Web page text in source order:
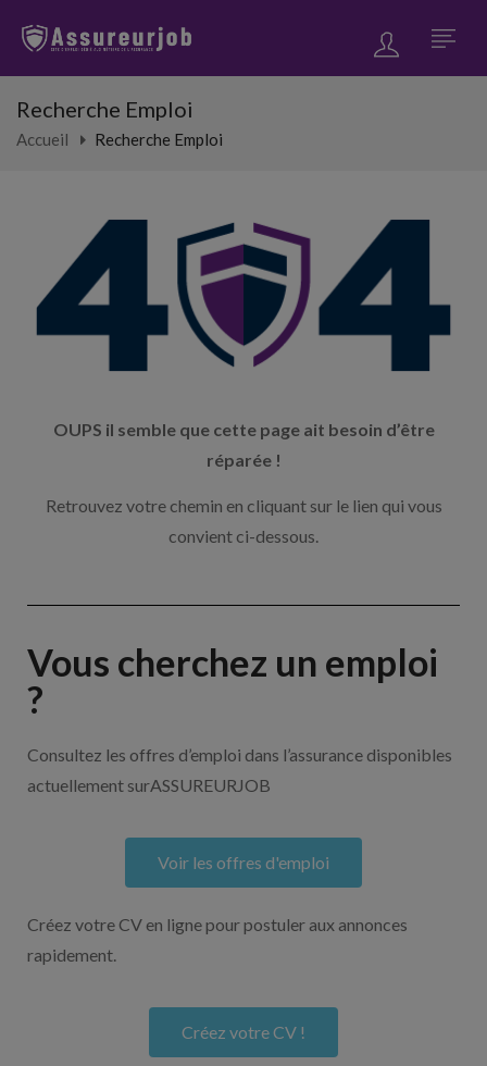
Recherche Emploi
Accueil Recherche Emploi
OUPS il semble que cette page ait besoin d’être
réparée !
Retrouvez votre chemin en cliquant sur le lien qui vous
convient ci-dessous.
Vous cherchez un emploi
?
Consultez les offres d’emploi dans l’assurance disponibles
actuellement surASSUREURJOB
Voir les offres d'emploi
Créez votre CV en ligne pour postuler aux annonces
rapidement.
Créez votre CV !